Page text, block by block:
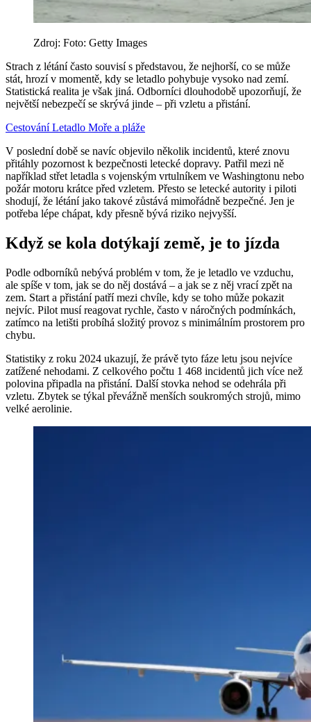
Zdroj: Foto: Getty Images
Strach z létání často souvisí s představou, že nejhorší, co se může
stát, hrozí v momentě, kdy se letadlo pohybuje vysoko nad zemí.
Statistická realita je však jiná. Odborníci dlouhodobě upozorňují, že
největší nebezpečí se skrývá jinde – při vzletu a přistání.
CestováníLetadlo Moře a pláže
V poslední době se navíc objevilo několik incidentů, které znovu
přitáhly pozornost k bezpečnosti letecké dopravy. Patřil mezi ně
například střet letadla s vojenským vrtulníkem ve Washingtonu nebo
požár motoru krátce před vzletem. Přesto se letecké autority i piloti
shodují, že létání jako takové zůstává mimořádně bezpečné. Jen je
potřeba lépe chápat, kdy přesně bývá riziko nejvyšší.
Když se kola dotýkají země, je to jízda
Podle odborníků nebývá problém v tom, že je letadlo ve vzduchu,
ale spíše v tom, jak se do něj dostává – a jak se z něj vrací zpět na
zem. Start a přistání patří mezi chvíle, kdy se toho může pokazit
nejvíc. Pilot musí reagovat rychle, často v náročných podmínkách,
zatímco na letišti probíhá složitý provoz s minimálním prostorem pro
chybu.
Statistiky z roku 2024 ukazují, že právě tyto fáze letu jsou nejvíce
zatížené nehodami. Z celkového počtu 1 468 incidentů jich více než
polovina připadla na přistání. Další stovka nehod se odehrála při
vzletu. Zbytek se týkal převážně menších soukromých strojů, mimo
velké aerolinie.